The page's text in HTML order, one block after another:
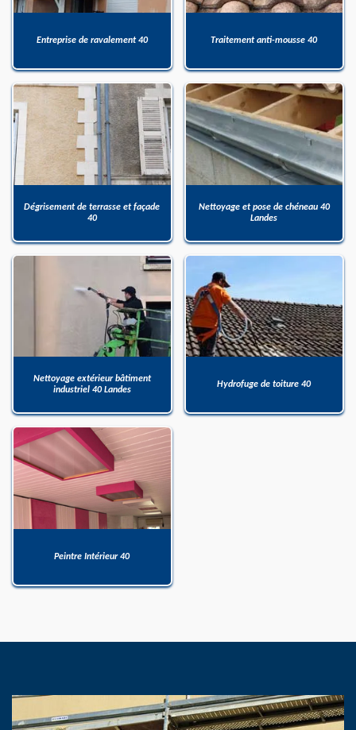
Entreprise de ravalement 40 Traitement anti-mousse 40
Dégrisement de terrasse et façade
40
Nettoyage et pose de chéneau 40
Landes
Nettoyage extérieur bâtiment
industriel 40 Landes
Hydrofuge de toiture 40
Peintre Intérieur 40